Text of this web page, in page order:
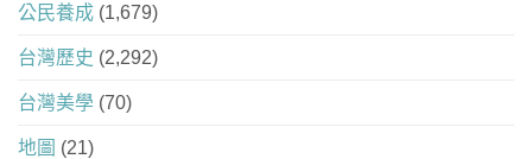
公民養成 (1,679)
台灣歷史 (2,292)
台灣美學 (70)
地圖 (21)